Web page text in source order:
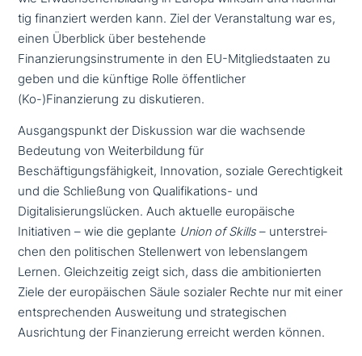
tig finan­ziert werden kann. Ziel der Veranstaltung war es,
einen Überblick über bestehen­de
Finanzierungsinstrumente in den EU-Mitgliedstaaten zu
geben und die künftige Rolle öffent­li­cher
(Ko-)Finanzierung zu diskutieren.
Ausgangspunkt der Diskussion war die wachsende
Bedeutung von Weiterbildung für
Beschäftigungsfähigkeit, Innovation, soziale Gerechtigkeit
und die Schließung von Qualifikations- und
Digitalisierungslücken. Auch aktuelle euro­päi­sche
Initiativen – wie die geplante Union of Skills – unter­strei­
chen den poli­ti­schen Stellenwert von lebens­lan­gem
Lernen. Gleichzeitig zeigt sich, dass die ambi­tio­nier­ten
Ziele der euro­päi­schen Säule sozialer Rechte nur mit einer
ent­spre­chen­den Ausweitung und stra­te­gi­schen
Ausrichtung der Finanzierung erreicht werden können.